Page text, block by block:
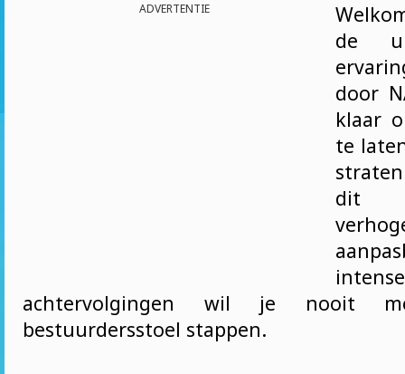
ADVERTENTIE
de
door
klaar
te
dit
intense
achtervolgingen wil je nooit
bestuurdersstoel stappen.